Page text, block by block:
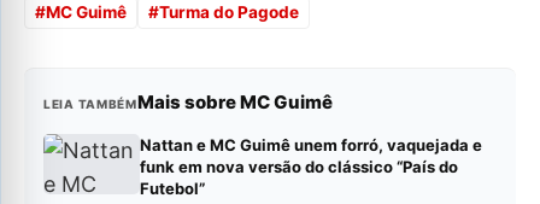
#MC Guimê #Turma do Pagode
LEIA TAMBÉMMais sobre MC Guimê
Nattan e MC Guimê unem forró, vaquejada e
funk em nova versão do clássico “País do
Futebol”